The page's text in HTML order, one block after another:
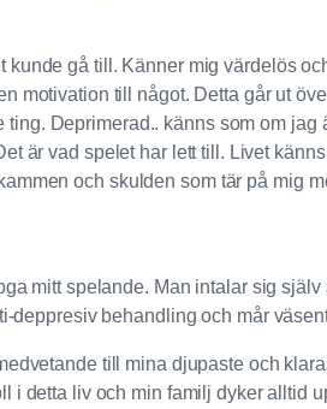
gå till. Känner mig värdelös
motivation till något. Detta går ut
Deprimerad.. känns som om
är vad spelet har lett till. Livet
och skulden som tär på mig
mitt spelande. Man intalar sig
deppresiv behandling och mår
till mina djupaste och
i detta liv och min familj dyker alltid